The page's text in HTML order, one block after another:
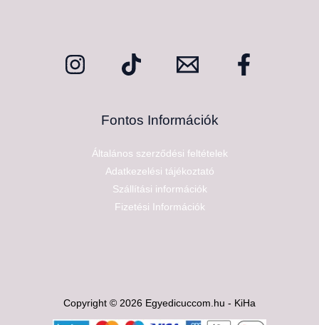
Fontos Információk
Általános szerződési feltételek
Adatkezelési tájékoztató
Szállítási információk
Fizetési Információk
Copyright © 2026 Egyedicuccom.hu - KiHa